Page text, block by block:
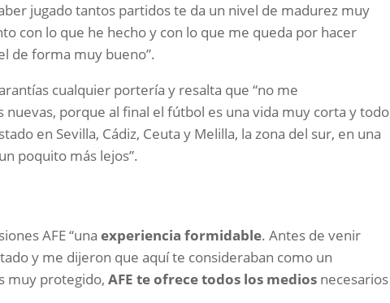
jugado tantos partidos te da un nivel de madurez muy
con lo que he hecho y con lo que me queda por hacer
de forma muy bueno”.
cualquier portería y resalta que “no me
nuevas, porque al final el fútbol es una vida muy corta y todo
en Sevilla, Cádiz, Ceuta y Melilla, la zona del sur, en una
poquito más lejos”.
AFE “unaexperiencia formidable. Antes de venir
y me dijeron que aquí te consideraban como un
muy protegido,AFE te ofrece todos los medios necesarios